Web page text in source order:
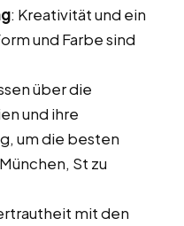
: Kreativität und ein
und Farbe sind
über die
und ihre
um die besten
St zu
mit den